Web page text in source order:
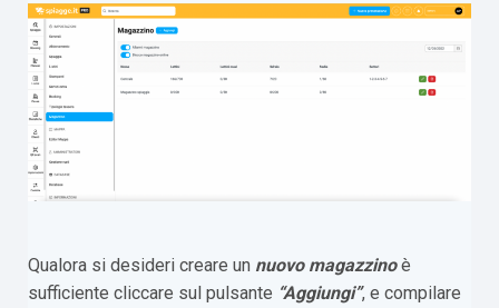
Qualora si desideri creare un nuovo magazzinoè
sufficiente cliccare sul pulsante “Aggiungi”, e compilare